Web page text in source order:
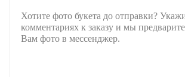
Хотите фото букета до отправки?
комментариях к заказу и мы
Вам фото в мессенджер.